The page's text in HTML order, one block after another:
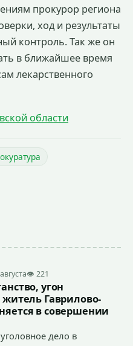
прокурор региона
ход и результаты
контроль. Так же он
в ближайшее время
лекарственного
области
👁 221
угон
житель Гаврилово-
в совершении
дело в